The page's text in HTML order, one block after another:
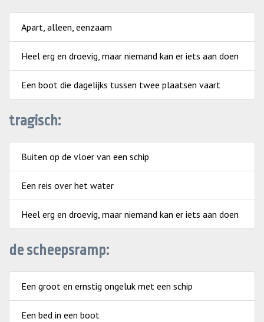
Apart, alleen, eenzaam
Heel erg en droevig, maar niemand kan er iets aan doen
Een boot die dagelijks tussen twee plaatsen vaart
tragisch:
Buiten op de vloer van een schip
Een reis over het water
Heel erg en droevig, maar niemand kan er iets aan doen
de scheepsramp:
Een groot en ernstig ongeluk met een schip
Een bed in een boot